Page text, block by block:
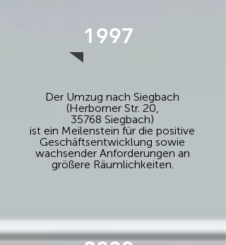
1997
Der Umzug nach Siegbach
(Herborner Str. 20,
35768 Siegbach)
ist ein Meilenstein für die positive
Geschäftsentwicklung sowie
wachsender Anforderungen an
größere Räumlichkeiten.